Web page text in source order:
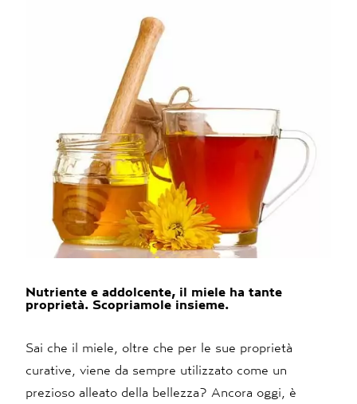
Nutriente e addolcente, il miele ha tante
proprietà. Scopriamole insieme.
Sai che il miele, oltre che per le sue proprietà
curative, viene da sempre utilizzato come un
prezioso alleato della bellezza? Ancora oggi, è